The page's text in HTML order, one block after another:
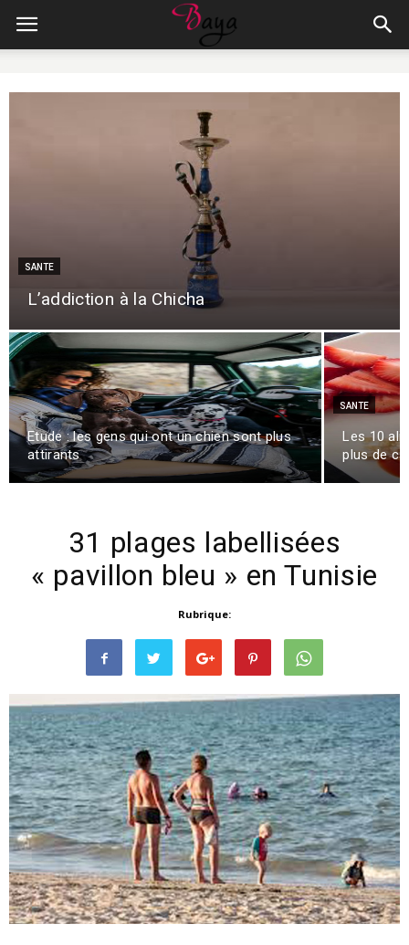
SANTE
L’addiction à la Chicha
Etude : les gens qui ont un chien sont plus
attirants
SANTE
Les 10
plus de
31 plages labellisées
« pavillon bleu » en Tunisie
Rubrique: